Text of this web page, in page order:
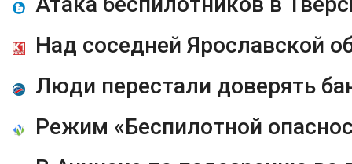
Над соседней Ярославской
Режим «Беспилотной